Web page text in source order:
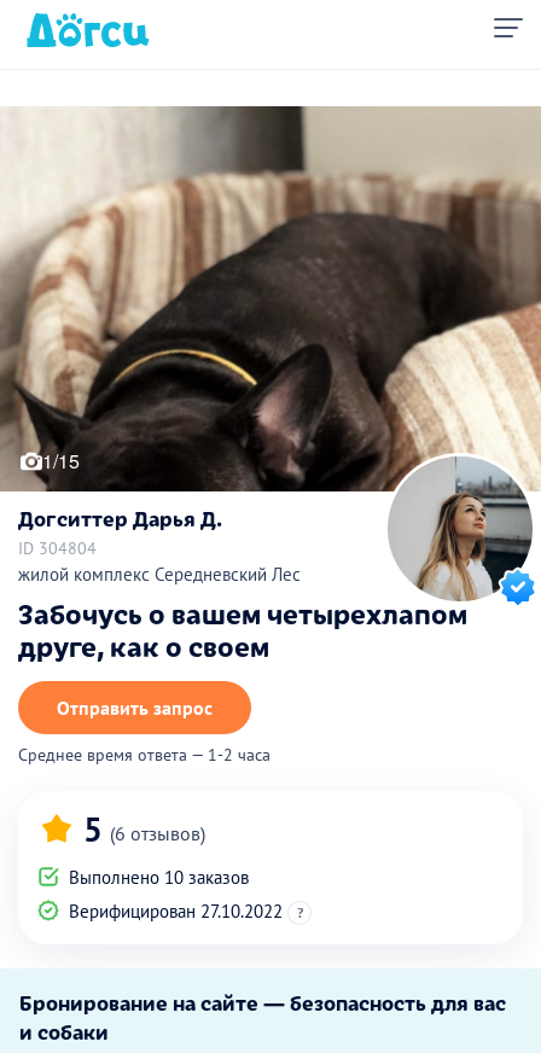
1/15
Догситтер Дарья Д.
ID 304804
жилой комплекс Середневский Лес
Забочусь о вашем четырехлапом
друге, как о своем
Отправить запрос
Среднее время ответа — 1-2 часа
5 (6 отзывов)
Выполнено 10 заказов
Верифицирован 27.10.2022
?
Бронирование на сайте — безопасность для вас
и собаки